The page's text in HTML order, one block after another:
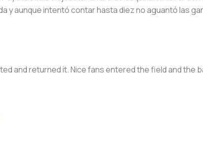
y aunque intentó contar hasta diez no aguantó las
and returned it. Nice fans entered the field and the